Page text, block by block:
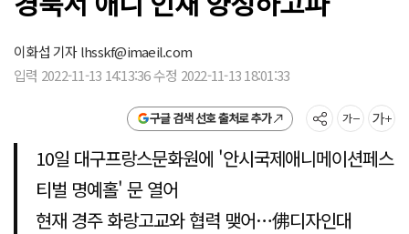
이화섭 기자lhsskf@imaeil.com
입력 2022-11-13 14:13:36 수정 2022-11-13 18:01:33
구글 검색 선호 출처로 추가
10일 대구프랑스문화원에 '안시국제애니메이션페스
티벌 명예홀' 문 열어
현재 경주 화랑고교와 협력 맺어…佛디자인대